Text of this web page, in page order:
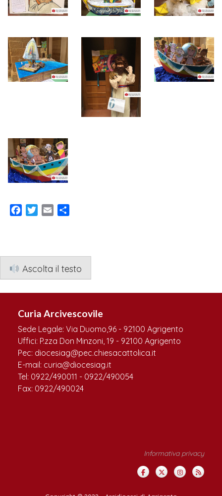
Facebook
TwitterEmail
Ascolta il testo
Curia Arcivescovile
Sede Legale: Via Duomo,96 - 92100 Agrigento
Uffici: P.zza Don Minzoni, 19 - 92100 Agrigento
Pec: diocesiag@pec.chiesacattolica.it
E-mail: curia@diocesiag.it
Tel: 0922/490011 - 0922/490054
Fax: 0922/490024
Informativa privacy